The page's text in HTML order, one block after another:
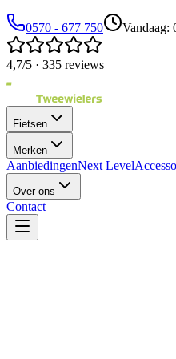
0570 - 677 750 Vandaag:
4,7/5 · 335 reviews
Fietsen
Merken
AanbiedingenNext Level
Over ons
Contact